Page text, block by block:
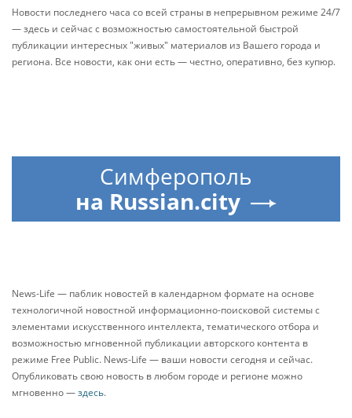
Новости последнего часа со всей страны в непрерывном режиме 24/7
— здесь и сейчас с возможностью самостоятельной быстрой
публикации интересных "живых" материалов из Вашего города и
региона. Все новости, как они есть — честно, оперативно, без купюр.
Симферополь
на Russian.city
News-Life — паблик новостей в календарном формате на основе
технологичной новостной информационно-поисковой системы с
элементами искусственного интеллекта, тематического отбора и
возможностью мгновенной публикации авторского контента в
режиме Free Public. News-Life — ваши новости сегодня и сейчас.
Опубликовать свою новость в любом городе и регионе можно
мгновенно —здесь.